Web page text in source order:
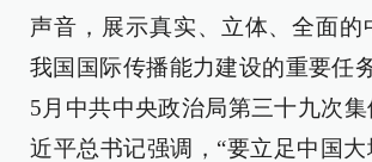
声音，展示真实、立体、全面的
我国国际传播能力建设的重要任
5月中共中央政治局第三十九次
近平总书记强调，“要立足中国